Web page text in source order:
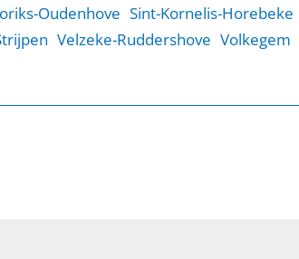
Oudenhove Sint-Kornelis-Horebeke
Velzeke-Ruddershove Volkegem